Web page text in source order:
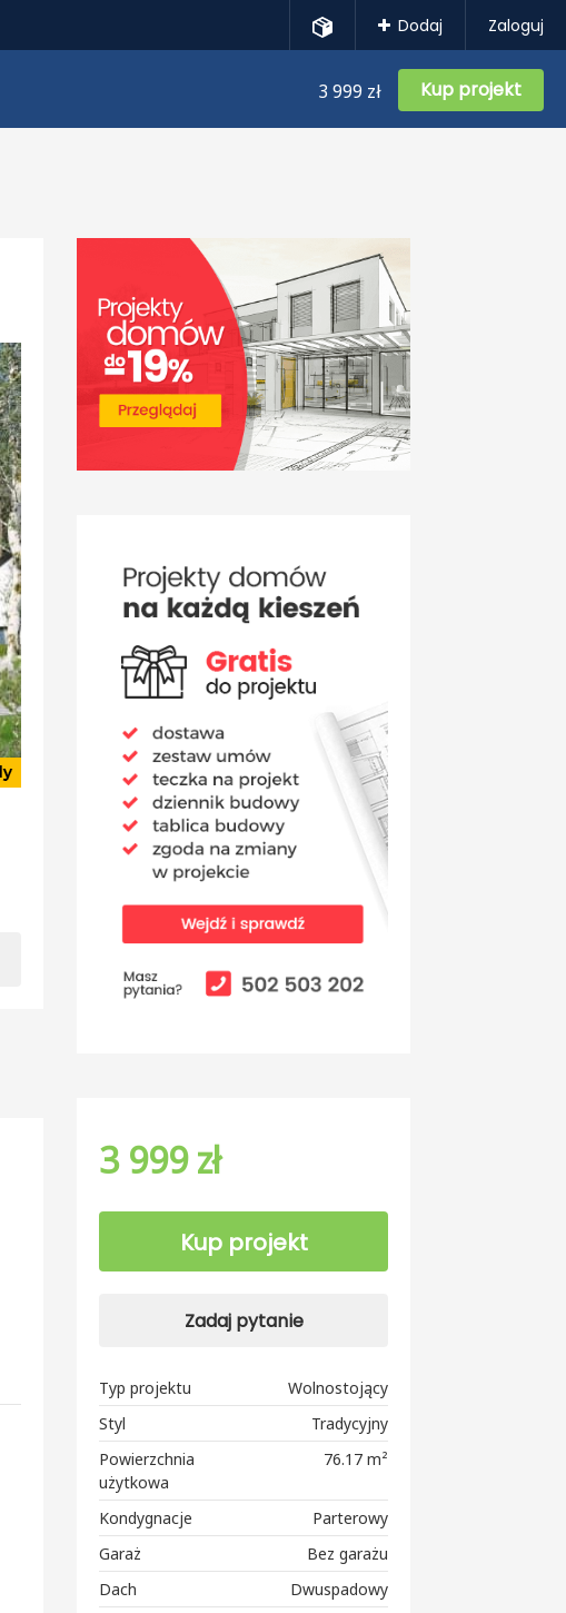
Dodaj Zaloguj
3 999 zł Kup projekt
3 999 zł
Kup projekt
Zadaj pytanie
Typ projektu
Wolnostojący
Styl
Tradycyjny
Powierzchnia
użytkowa
76.17 m²
Kondygnacje
Parterowy
Garaż
Bez garażu
Dach
Dwuspadowy